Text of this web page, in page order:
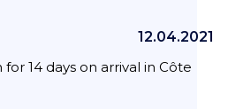
12.04.2021
14 days on arrival in Côte